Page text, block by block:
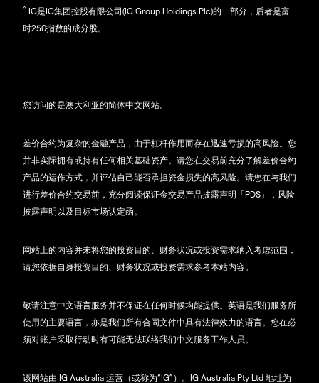
^ IG是IG集团控股有限公司(IG Group Holdings Plc)的一部分，后者是富
时250指数的成分股。
您访问的是澳大利亚的简体中文网站。
差价合约为复杂的金融产品，由于杠杆作用而存在迅速亏损的高风险。您
并非实际拥有或持有任何相关基础资产。请您在交易前充分了解差价合约
产品的运作方式，并评估自己能否承担资金损失的高风险。请您在与我们
进行差价合约交易前，充分阅读保证金交易产品披露声明「PDS」，风险
披露声明以及目标市场认定函。
网站上的内容并未将您的投资目的、财务状况或投资需求纳入考虑范围，
请您依据自身投资目的、财务状况或投资需求参考本站内容。
敬请注意中文语言服务并不保证在任何时候均能提供。英语是我们服务所
使用的主要语言，亦是我们所有合同文件中具有法律效力的语言。您在必
须对账户采取行动时有可能无法联络我们中文服务工作人员。
该网站由 IG Australia 运营（或称为“IG”）。IG Australia Pty Ltd 地址为